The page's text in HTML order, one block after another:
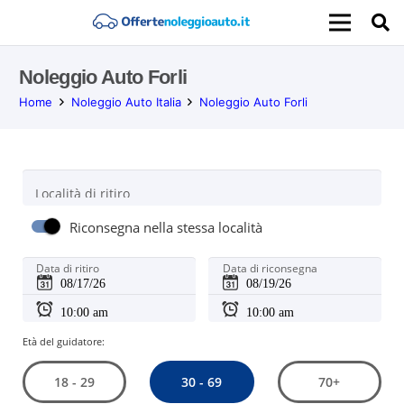
Noleggio Auto Forli
Home Noleggio Auto Italia Noleggio Auto Forli
Località di ritiro
Riconsegna nella stessa località
Data di ritiro Data di riconsegna
Età del guidatore:
18 - 29 30 - 69 70+